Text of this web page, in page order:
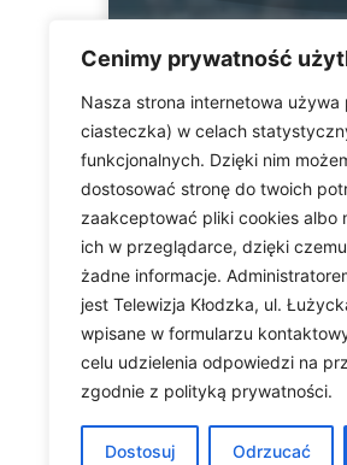
Cenimy prywatność
Nasza strona internetowa używa
ciasteczka) w celach
funkcjonalnych. Dzięki nim
dostosować stronę do twoich
zaakceptować pliki cookies albo
ich w przeglądarce, dzięki
żadne informacje.
jest Telewizja Kłodzka, ul.
wpisane w formularzu
celu udzielenia odpowiedzi na
zgodnie z polityką prywatności.
Dostosuj Odrzucać